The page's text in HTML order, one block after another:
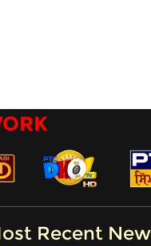
Recent